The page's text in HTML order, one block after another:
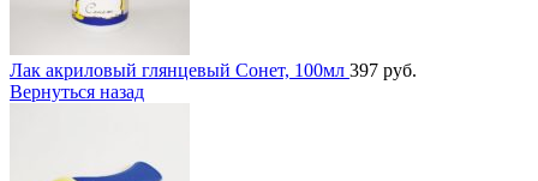
Лак акриловый глянцевый Сонет, 100мл 397 руб.
Вернуться назад